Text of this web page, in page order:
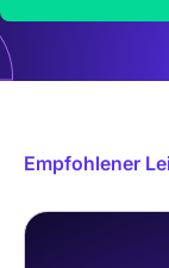
Empfohlener